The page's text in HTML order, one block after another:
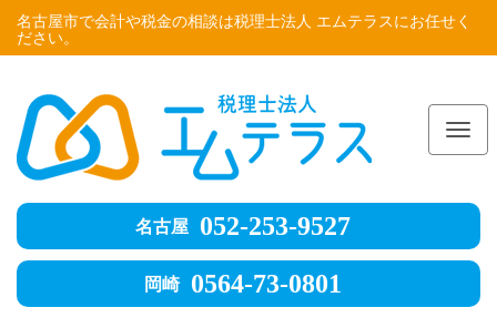
名古屋市で会計や税金の相談は税理士法人 エムテラスにお任せく
ださい。
名古屋 052-253-9527
岡崎 0564-73-0801